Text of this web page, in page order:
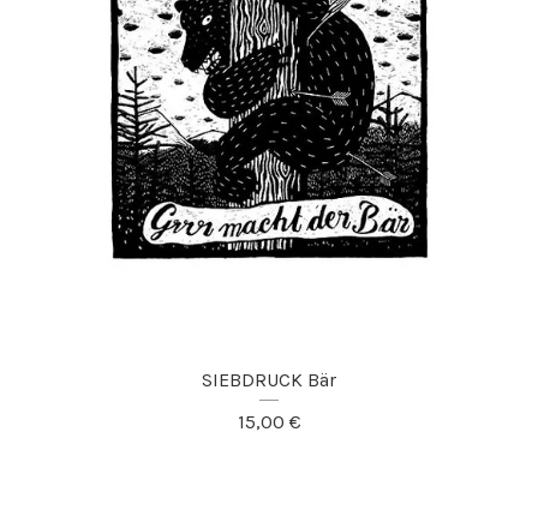
SIEBDRUCK Bär
15,00 €